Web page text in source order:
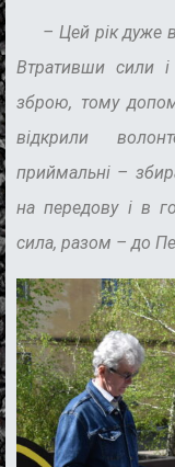
– Цей рік дуже
Втративши сили
зброю, тому
відкрили
приймальні –
на передову і в
сила, разом – до